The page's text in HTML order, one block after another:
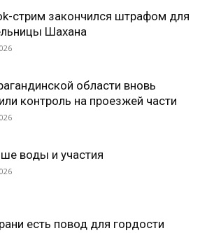
стрим закончился штрафом для
Шахана
области вновь
контроль на проезжей части
воды и участия
есть повод для гордости